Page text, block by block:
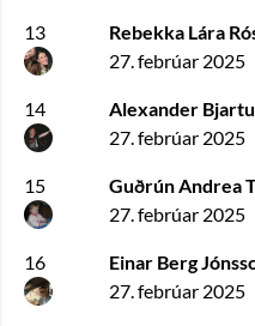
13
Rebekka Lára
27. febrúar 2025
14
Alexander
27. febrúar 2025
15
Guðrún Andrea
27. febrúar 2025
16
Einar Berg
27. febrúar 2025